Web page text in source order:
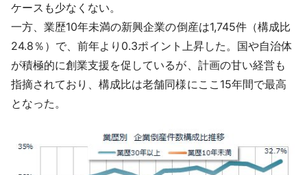
ケースも少なくない。
一方、業歴10年未満の新興企業の倒産は1,745件（構成比
24.8％）で、前年より0.3ポイント上昇した。国や自治体
が積極的に創業支援を促しているが、計画の甘い経営も
指摘されており、構成比は老舗同様にここ15年間で最高
となった。